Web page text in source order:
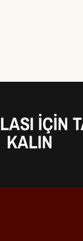
IÇIN
KALIN